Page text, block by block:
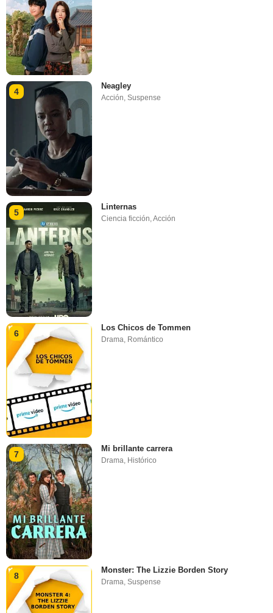
4
Neagley
Acción ,Suspense
5
Linternas
Ciencia ficción,Acción
6
Los Chicos de Tommen
Drama, Romántico
7
Mi brillante carrera
Drama, Histórico
8
Monster: The Lizzie Borden Story
Drama ,Suspense